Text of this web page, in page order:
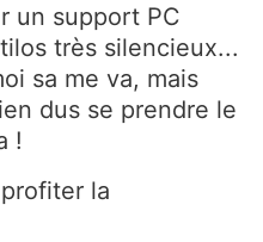
un support PC
très silencieux...
sa me va, mais
dus se prendre le
!
la